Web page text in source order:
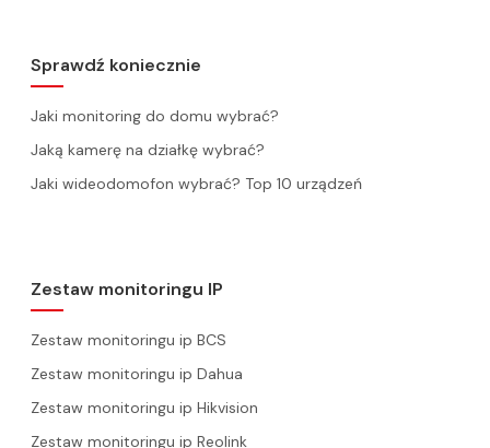
Sprawdź koniecznie
Jaki monitoring do domu wybrać?
Jaką kamerę na działkę wybrać?
Jaki wideodomofon wybrać? Top 10 urządzeń
Zestaw monitoringu IP
Zestaw monitoringu ip BCS
Zestaw monitoringu ip Dahua
Zestaw monitoringu ip Hikvision
Zestaw monitoringu ip Reolink